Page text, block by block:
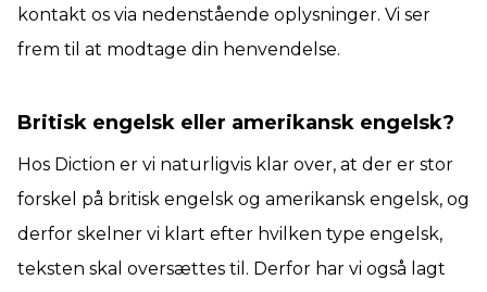
kontakt os via nedenstående oplysninger. Vi ser
frem til at modtage din henvendelse.
Britisk engelsk eller amerikansk engelsk?
Hos Diction er vi naturligvis klar over, at der er stor
forskel på britisk engelsk og amerikansk engelsk, og
derfor skelner vi klart efter hvilken type engelsk,
teksten skal oversættes til. Derfor har vi også lagt